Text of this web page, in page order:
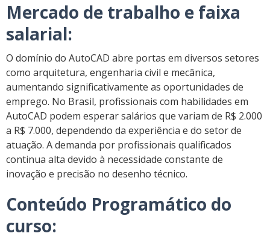
Mercado de trabalho e faixa
salarial:
O domínio do AutoCAD abre portas em diversos setores
como arquitetura, engenharia civil e mecânica,
aumentando significativamente as oportunidades de
emprego. No Brasil, profissionais com habilidades em
AutoCAD podem esperar salários que variam de R$ 2.000
a R$ 7.000, dependendo da experiência e do setor de
atuação. A demanda por profissionais qualificados
continua alta devido à necessidade constante de
inovação e precisão no desenho técnico.
Conteúdo Programático do
curso: